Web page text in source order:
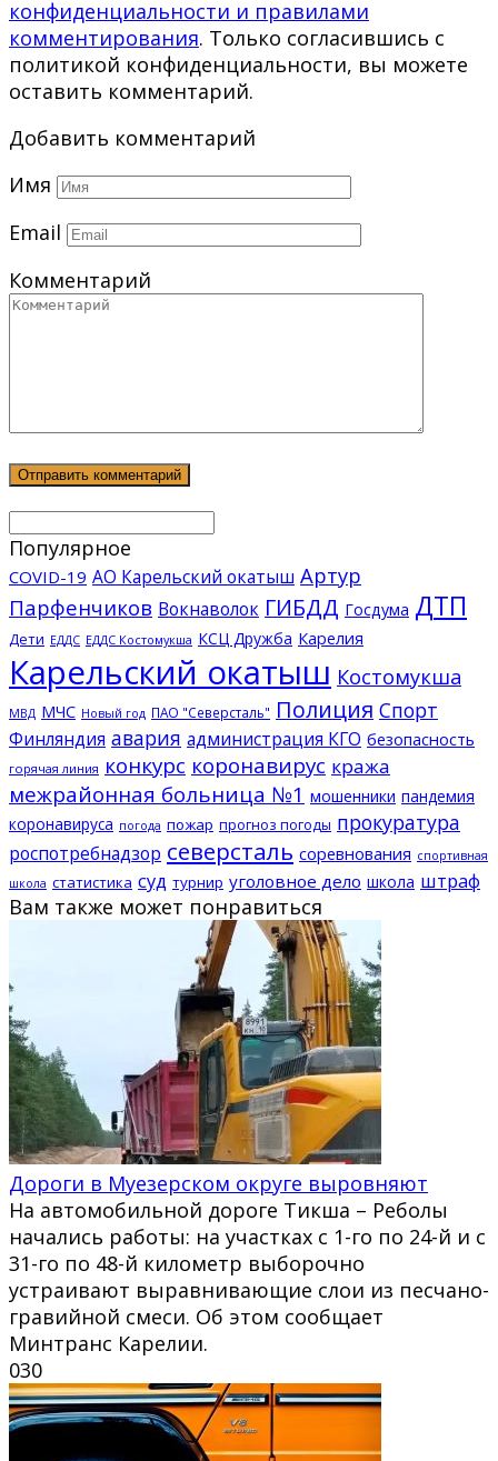
конфиденциальности и правилами
комментирования. Только согласившись с
политикой конфиденциальности, вы можете
оставить комментарий.
Добавить комментарий
Имя
Email
Комментарий
Популярное
COVID-19 АО Карельский окатыш Артур
Парфенчиков Вокнаволок ГИБДД Госдума ДТП
Дети ЕДДС ЕДДС Костомукша КСЦ Дружба Карелия
Карельский окатыш Костомукша
МВД МЧС Новый год ПАО "Северсталь" Полиция Спорт
Финляндия авария администрация КГО безопасность
горячая линия конкурс коронавирус кража
межрайонная больница №1 мошенники пандемия
коронавируса погода пожар прогноз погоды прокуратура
роспотребнадзор северсталь соревнования спортивная
школа статистика суд турнир уголовное дело школа штраф
Вам также может понравиться
Дороги в Муезерском округе выровняют
На автомобильной дороге Тикша – Реболы
начались работы: на участках с 1-го по 24-й и с
31-го по 48-й километр выборочно
устраивают выравнивающие слои из песчано-
гравийной смеси. Об этом сообщает
Минтранс Карелии.
030